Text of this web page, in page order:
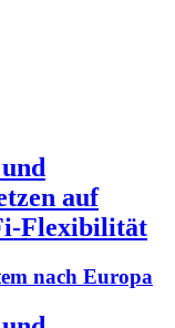
auf
Flexibilität
nach Europa